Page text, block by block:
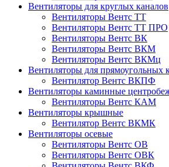
Вентиляторы для круглых каналов
Вентиляторы Вентс ТТ
Вентиляторы Вентс ТТ ПРО
Вентиляторы Вентс ВК
Вентиляторы Вентс ВКМ
Вентиляторы Вентс ВКМц
Вентиляторы для прямоугольных
Вентилятор Вентс ВКПФ
Вентиляторы каминные
Вентиляторы Вентс КАМ
Вентиляторы крышные
Вентилятор Вентс ВКМК
Вентиляторы осевые
Вентиляторы Вентс ОВ
Вентиляторы Вентс ОВК